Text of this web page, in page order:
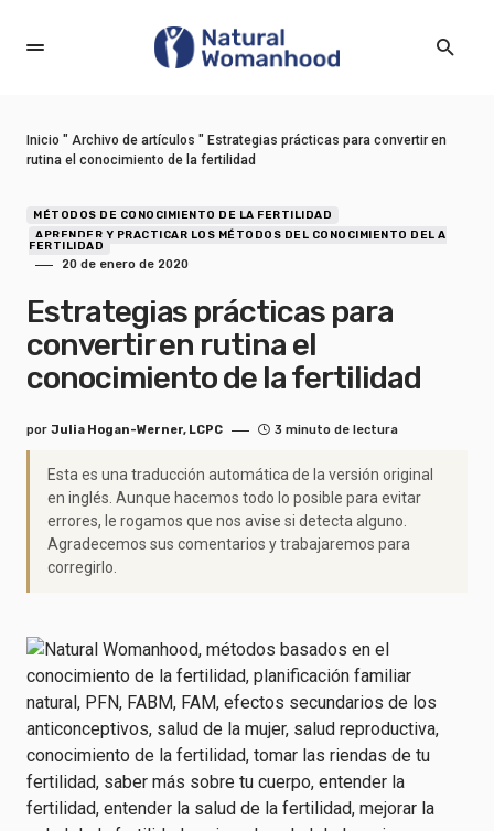
Inicio " Archivo de artículos " Estrategias prácticas para convertir en
rutina el conocimiento de la fertilidad
MÉTODOS DE CONOCIMIENTO DE LA FERTILIDAD
APRENDER Y PRACTICAR LOS MÉTODOS DEL CONOCIMIENTO DEL A
FERTILIDAD
20 de enero de 2020
Estrategias prácticas para
convertir en rutina el
conocimiento de la fertilidad
por Julia Hogan-Werner, LCPC 3 minuto de lectura
Esta es una traducción automática de la versión original
en inglés. Aunque hacemos todo lo posible para evitar
errores, le rogamos que nos avise si detecta alguno.
Agradecemos sus comentarios y trabajaremos para
corregirlo.